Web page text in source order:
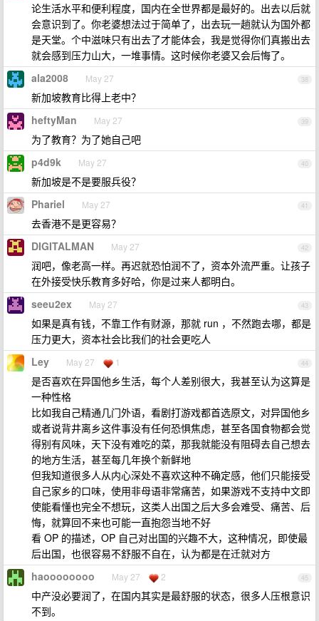
论生活水平和便利程度，国内在全世界都是最好的。出去以后就
会意识到了。你老婆想法过于简单了，出去玩一趟就认为国外都
是天堂。个中滋味只有出去了才能体会，我是觉得你们真搬出去
就会感到压力山大，一堆事情。这时候你老婆又会后悔了。
38
ala2008 May 27
新加坡教育比得上老中？
39
heftyMan May 27
为了教育？为了她自己吧
40
p4d9k May 27
新加坡是不是要服兵役？
41
Phariel May 27
去香港不是更容易？
42
DIGITALMAN May 27
润吧，像老高一样。再迟就恐怕润不了，资本外流严重。让孩子
在外接受快乐教育多好哈，你是过来人都明白。
43
seeu2ex May 27
如果是真有钱，不靠工作有财源，那就 run ，不然跑去哪，都是
压力更大，资本社会比我们的社会更吃人
44
Ley May 27 1
是否喜欢在异国他乡生活，每个人差别很大，我甚至认为这算是
一种性格
比如我自己精通几门外语，看剧打游戏都首选原文，对异国他乡
或者说背井离乡这件事没有任何恐惧焦虑，甚至各国食物都会觉
得别有风味，天下没有难吃的菜，那我就能没有阻碍去自己想去
的地方生活，甚至每几年换个新鲜地
但我知道很多人从内心深处不喜欢这种不确定感，他们只能接受
自己家乡的口味，使用非母语非常痛苦，如果游戏不支持中文即
使能看懂也完全不想玩，这类人出国之后大多会难受、痛苦、后
悔，就算回不来也可能一直抱怨当地不好
看 OP 的描述，OP 自己对出国的兴趣不大，这种情况，即使最
后出国，也很容易不舒服不自在，认为都是在迁就对方
45
haoooooooo May 27 2
中产没必要润了，在国内其实是最舒服的状态，很多人压根意识
不到。